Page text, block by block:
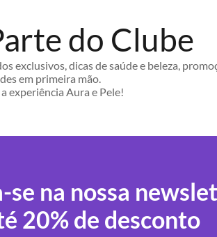
do Clube
exclusivos, dicas de saúde e beleza,
em primeira mão.
experiência Aura e Pele!
se na nossa
20% de desconto